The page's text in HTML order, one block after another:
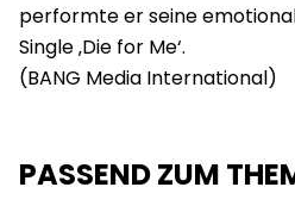
performte er seine
Single ‚Die for Me‘.
PASSEND ZUM